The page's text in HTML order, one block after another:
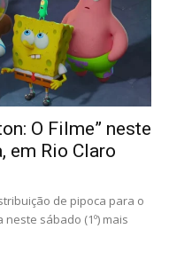
O Filme” neste
em Rio Claro
de pipoca para o
sábado (1º) mais